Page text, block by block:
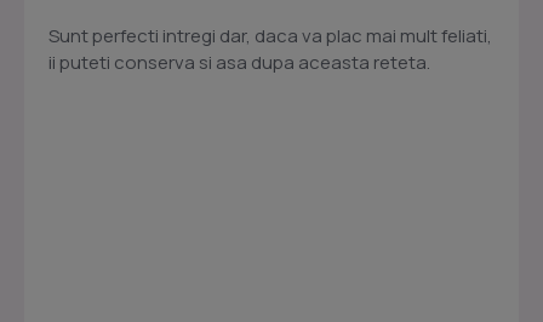
Sunt perfecti intregi dar, daca va plac mai mult feliati,
ii puteti conserva si asa dupa aceasta reteta.